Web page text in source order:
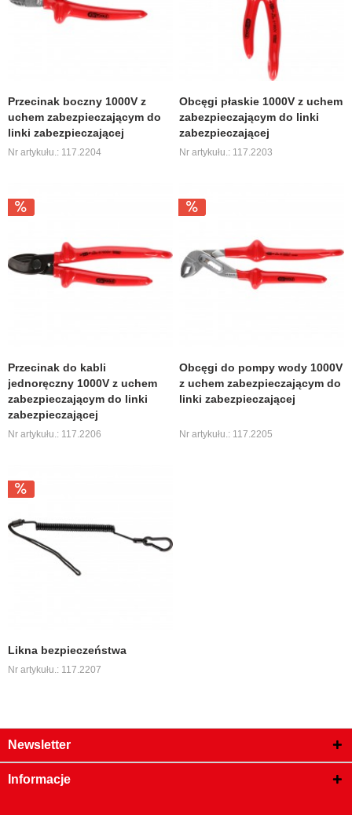
Przecinak boczny 1000V z
uchem zabezpieczającym do
linki zabezpieczającej
Nr artykułu.: 117.2204
Obcęgi płaskie 1000V z uchem
zabezpieczającym do linki
zabezpieczającej
Nr artykułu.: 117.2203
Przecinak do kabli
jednoręczny 1000V z uchem
zabezpieczającym do linki
zabezpieczającej
Nr artykułu.: 117.2206
Obcęgi do pompy wody 1000V
z uchem zabezpieczającym do
linki zabezpieczającej
Nr artykułu.: 117.2205
Likna bezpieczeństwa
Nr artykułu.: 117.2207
Newsletter
Informacje